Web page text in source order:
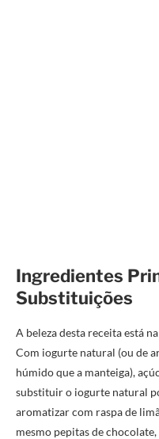
Ingredientes
Substituições
A beleza desta receita está
Com iogurte natural (ou de
húmido que a manteiga),
substituir o iogurte natural
aromatizar com raspa de
mesmo pepitas de